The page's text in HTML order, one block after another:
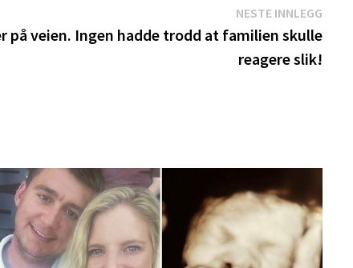
NESTE INNLEGG
på veien. Ingen hadde trodd at familien skulle
reagere slik!